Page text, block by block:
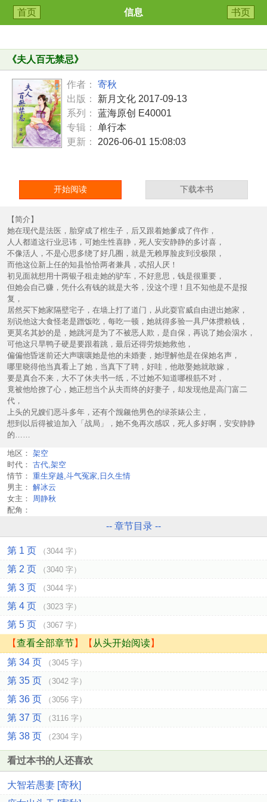
首页 信息 书页
《夫人百无禁忌》
作者：
寄秋
出版：
新月文化 2017-09-13
系列：
蓝海原创 E40001
专辑：
单行本
更新：
2026-06-01 15:08:03
开始阅读 下载本书
【简介】
她在现代是法医，胎穿成了棺生子，后又跟着她爹成了仵作，
人人都道这行业忌讳，可她生性喜静，死人安安静静的多讨喜，
不像活人，不是心思多绕了好几圈，就是无赖厚脸皮到没极限，
而他这位新上任的知县恰恰两者兼具，忒招人厌！
初见面就想用十两银子租走她的驴车，不好意思，钱是很重要，
但她会自己赚，凭什么有钱的就是大爷，没这个理！且不知他是不是报
复，
居然买下她家隔壁宅子，在墙上打了道门，从此耍官威自由进出她家，
别说他这大食怪老是蹭饭吃，每吃一顿，她就得多验一具尸体攒粮钱，
更莫名其妙的是，她跳河是为了不被恶人欺，是自保，再说了她会泅水，
可他这只旱鸭子硬是要跟着跳，最后还得劳烦她救他，
偏偏他昏迷前还大声嚷嚷她是他的未婚妻，她理解他是在保她名声，
哪里晓得他当真看上了她，当真下了聘，好哇，他敢娶她就敢嫁，
要是真合不来，大不了休夫书一纸，不过她不知道哪根筋不对，
竟被他给撩了心，她正想当个从夫而终的好妻子，却发现他是高门富二
代，
上头的兄嫂们恶斗多年，还有个觊觎他男色的绿茶婊公主，
想到以后得被迫加入「战局」，她不免再次感叹，死人多好啊，安安静静
的……
地区： 架空
时代： 古代,架空
情节： 重生穿越,斗气冤家,日久生情
男主： 解冰云
女主：
周静秋
配角：
-- 章节目录 --
第 1 页 （3044 字）
第 2 页 （3040 字）
第 3 页 （3044 字）
第 4 页 （3023 字）
第 5 页 （3067 字）
【查看全部章节】【 从头开始阅读】
第 34 页
（3045 字）
第 35 页 （3042 字）
第 36 页 （3056 字）
第 37 页 （3116 字）
第 38 页 （2304 字）
看过本书的人还喜欢
大智若愚妻 [寄秋]